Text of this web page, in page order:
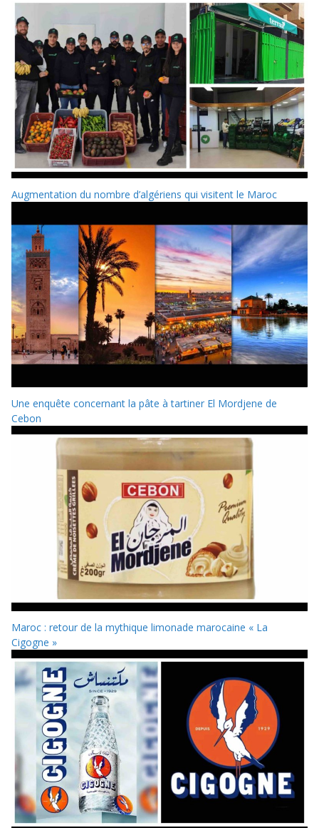
Augmentation du nombre d’algériens qui visitent le Maroc
Une enquête concernant la pâte à tartiner El Mordjene de
Cebon
Maroc : retour de la mythique limonade marocaine « La
Cigogne »